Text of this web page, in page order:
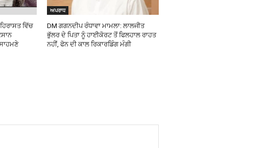
ਵਿੱਚ
ਅਪਰਾਧ
DM ਗਗਨਦੀਪ ਰੰਧਾਵਾ ਮਾਮਲਾ: ਲਾਲਜੀਤ
ਭੁੱਲਰ ਦੇ ਪਿਤਾ ਨੂੰ ਹਾਈਕੋਰਟ ਤੋਂ ਫਿਲਹਾਲ ਰਾਹਤ
ਨਹੀਂ, ਫੋਨ ਦੀ ਕਾਲ ਰਿਕਾਰਡਿੰਗ ਮੰਗੀ